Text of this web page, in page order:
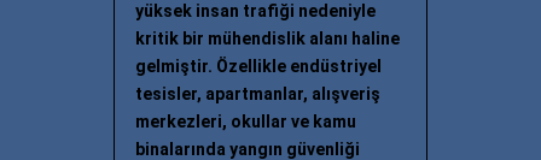
yüksek insan trafiği nedeniyle
kritik bir mühendislik alanı haline
gelmiştir. Özellikle endüstriyel
tesisler, apartmanlar, alışveriş
merkezleri, okullar ve kamu
binalarında yangın güvenliği